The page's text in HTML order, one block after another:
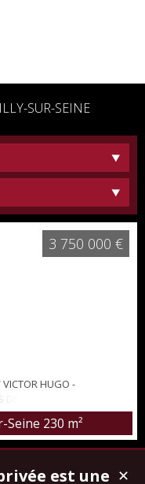
SUR-SEINE
HUGO -
- PARKINGS
159 m² carrez, en
petite copropriété
au sein d'une voie
Seine 230 m²
3 750 000 €
✕
est une